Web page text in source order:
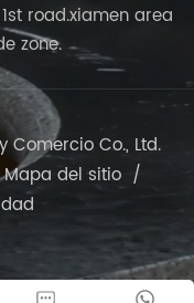
road.xiamen area
zone.
Co., Ltd.
Mapa del sitio /